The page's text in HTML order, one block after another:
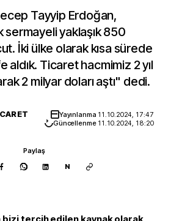
Tayyip Erdoğan,
sermayeli yaklaşık 850
İki ülke olarak kısa sürede
aldık. Ticaret hacmimiz 2 yıl
2 milyar doları aştı" dedi.
Yayınlanma 11.10.2024, 17:47
Güncellenme 11.10.2024, 18:20
Paylaş
N